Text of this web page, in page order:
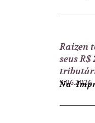
Raízen
seus R$
9.06.2026
Na